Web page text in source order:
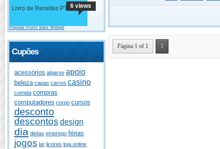
Livro de Receitas PT 6 views
Popular Posts Bars Widget
Cupões
acessórios algarve apoio
beleza capas carros casino
comida compras
computadores corpo cursos
desconto
descontos design
dia dietas emprego férias
jogos lar licores loja online
Página 1 of 1 1